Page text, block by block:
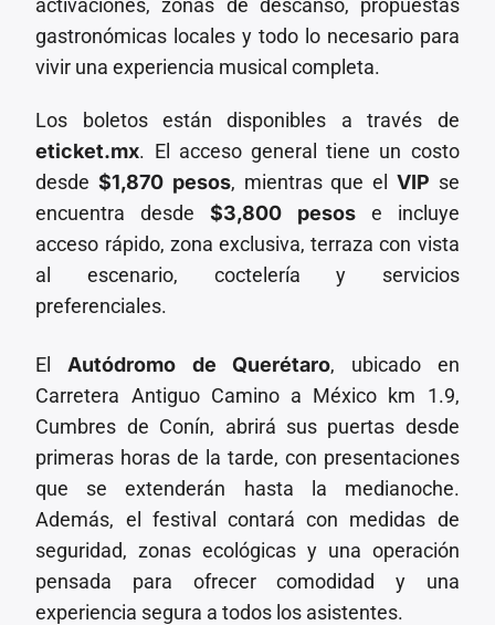
activaciones, zonas de descanso, propuestas
gastronómicas locales y todo lo necesario para
vivir una experiencia musical completa.
Los boletos están disponibles a través de
eticket.mx. El acceso general tiene un costo
desde$1,870 pesos, mientras que el VIP se
encuentra desde$3,800 pesose incluye
acceso rápido, zona exclusiva, terraza con vista
al escenario, coctelería y servicios
preferenciales.
El Autódromo de Querétaro, ubicado en
Carretera Antiguo Camino a México km 1.9,
Cumbres de Conín, abrirá sus puertas desde
primeras horas de la tarde, con presentaciones
que se extenderán hasta la medianoche.
Además, el festival contará con medidas de
seguridad, zonas ecológicas y una operación
pensada para ofrecer comodidad y una
experiencia segura a todos los asistentes.